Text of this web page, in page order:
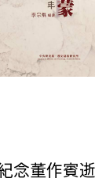
董作賓